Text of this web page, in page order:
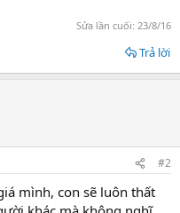
Sửa lần cuối: 23/8/16
Trả lời
#2
mình, con sẽ luôn thất